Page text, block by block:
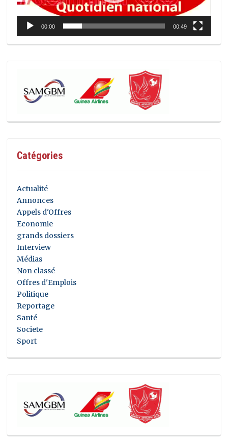
00:00 00:49
Catégories
Actualité
Annonces
Appels d'Offres
Economie
grands dossiers
Interview
Médias
Non classé
Offres d'Emplois
Politique
Reportage
Santé
Societe
Sport